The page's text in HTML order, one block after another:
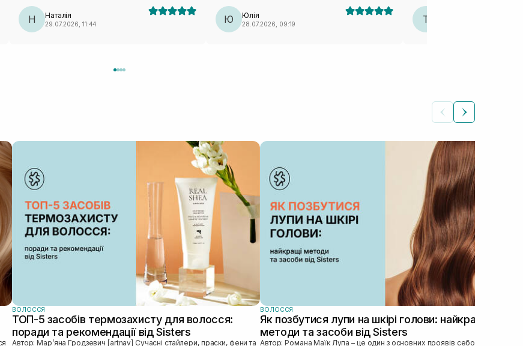
Н Наталія
29.07.2026, 11:44 Ю Юлія
28.07.2026, 09:19 Т
ВОЛОССЯ
ТОП-5 засобів термозахисту для волосся:
поради та рекомендації від Sisters
Автор: Марʼяна Гродзевич [artnav] Сучасні стайлери, праски, фени та
ВОЛОССЯ
Як позбутися лупи на шкірі голови: найкращі
методи та засоби від Sisters
Автор: Романа Маїк Лупа – це один з основних проявів себорейного